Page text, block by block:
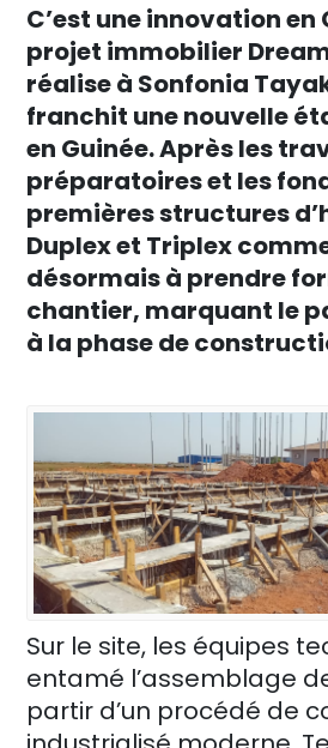
C’est une innovation en
projet immobilier
réalise à Sonfonia
franchit une nouvelle
en Guinée. Après les
préparatoires et les
premières structures
Duplex et Triplex
désormais à prendre
chantier, marquant le
à la phase de
Sur le site, les équipes
entamé l’assemblage
partir d’un procédé de